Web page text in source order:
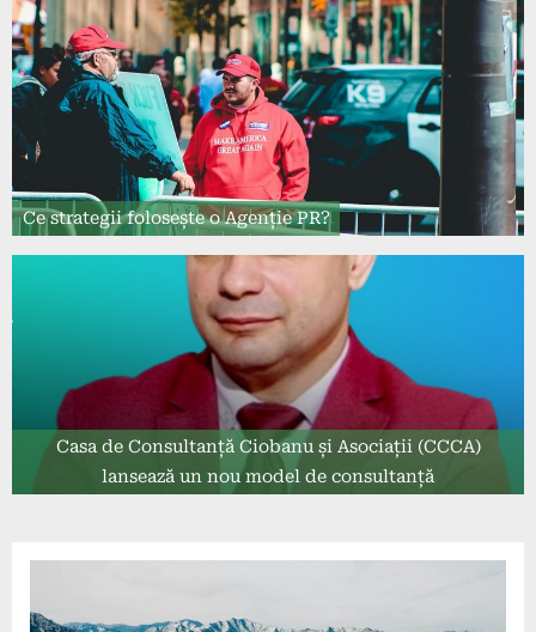
Ce strategii folosește o Agenție PR?
Casa de Consultanță Ciobanu și Asociații (CCCA)
lansează un nou model de consultanță